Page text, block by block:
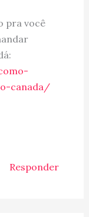
pra você
canada/
Responder